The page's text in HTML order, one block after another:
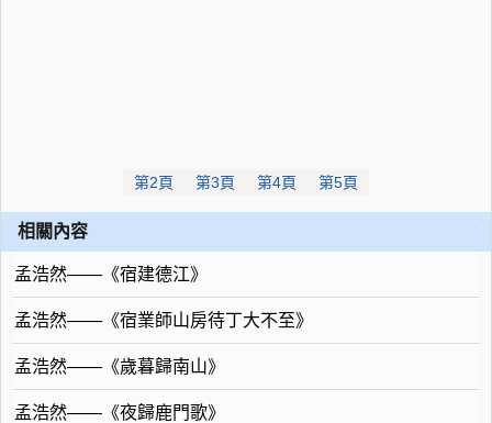
第2頁 第3頁 第4頁 第5頁
相關內容
孟浩然——《宿建德江》
孟浩然——《宿業師山房待丁大不至》
孟浩然——《歲暮歸南山》
孟浩然——《夜歸鹿門歌》